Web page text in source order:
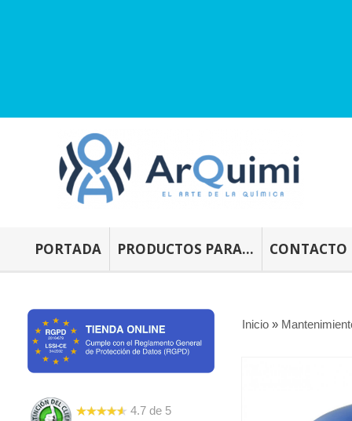
PORTADA PRODUCTOS PARA... CONTACTO
4.7de 5
Inicio»